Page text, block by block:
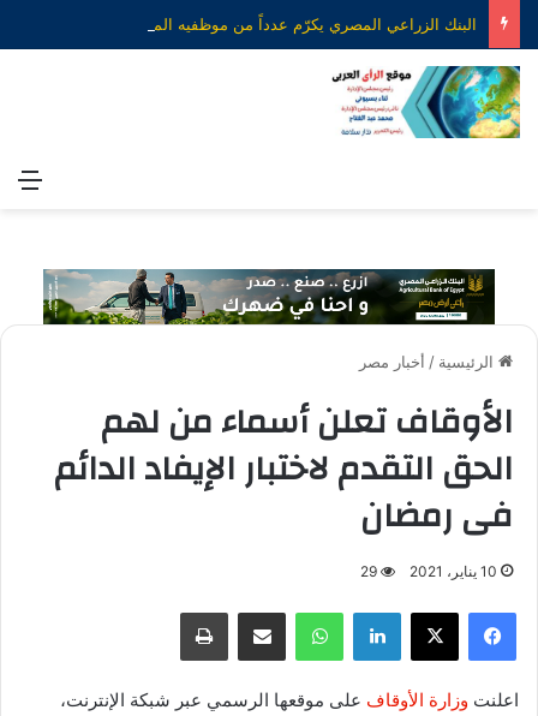
الرئيسية / أخبار مصر
الأوقاف تعلن أسماء من لهم
الحق التقدم لاختبار الإيفاد الدائم
فى رمضان
10 يناير، 2021 29
فيسبوك X لينكدإن واتساب مشاركة عبر البريد طباعة
اعلنت وزارة الأوقاف على موقعها الرسمي عبر شبكة الإنترنت،